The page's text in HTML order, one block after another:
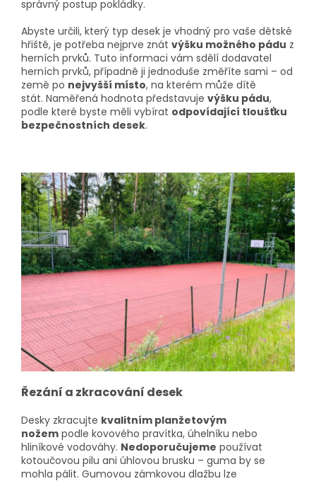
správný postup pokládky.
Abyste určili, který typ desek je vhodný pro vaše dětské
hřiště, je potřeba nejprve znát výšku možného pádu z
herních prvků. Tuto informaci vám sdělí dodavatel
herních prvků, případně ji jednoduše změříte sami – od
země po nejvyšší místo, na kterém může dítě
stát. Naměřená hodnota představuje výšku pádu,
podle které byste měli vybírat odpovídající tloušťku
bezpečnostních desek.
Řezání a zkracování desek
Desky zkracujte kvalitním planžetovým
nožem podle kovového pravítka, úhelníku nebo
hliníkové vodováhy. Nedoporučujeme používat
kotoučovou pilu ani úhlovou brusku – guma by se
mohla pálit. Gumovou zámkovou dlažbu lze